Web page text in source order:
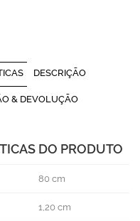
DESCRIÇÃO
& DEVOLUÇÃO
DO PRODUTO
80 cm
1,20 cm